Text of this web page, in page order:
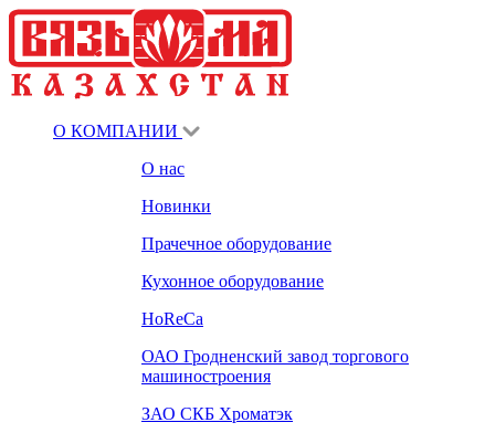
О КОМПАНИИ
О нас
Новинки
Прачечное оборудование
Кухонное оборудование
HoReCa
ОАО Гродненский завод торгового
машиностроения
ЗАО СКБ Хроматэк